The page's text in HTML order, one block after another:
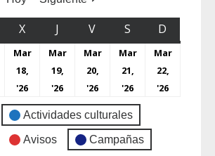
X J V S D
Mar
18,
'26
Mar
19,
'26
Mar
20,
'26
Mar
21,
'26
Mar
22,
'26
Actividades culturales
Avisos Campañas